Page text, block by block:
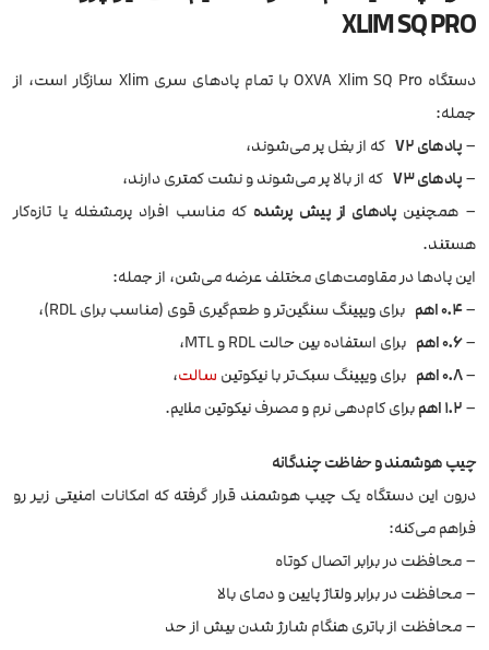
XLIM SQ PRO
دستگاه OXVA Xlim SQ Pro با تمام پادهای سری Xlim سازگار است، از
جمله:
–پادهای V2
که از بغل پر می‌شوند،
–پادهای V3
که از بالا پر می‌شوند و نشت کمتری دارند،
– همچنین پادهای از پیش پرشده که مناسب افراد پرمشغله یا تازه‌کار
هستند.
این پادها در مقاومت‌های مختلف عرضه می‌شن، از جمله:
–0.4 اهم
برای ویپینگ سنگین‌تر و طعم‌گیری قوی (مناسب برای RDL)،
–0.6 اهم
برای استفاده بین حالت RDL و MTL،
–0.8 اهم برای ویپینگ سبک‌تر با نیکوتین سالت،
–1.2 اهم برای کام‌دهی نرم و مصرف نیکوتین ملایم.
چیپ هوشمند و حفاظت چندگانه
درون این دستگاه یک چیپ هوشمند قرار گرفته که امکانات امنیتی زیر رو
فراهم می‌کنه:
– محافظت در برابر اتصال کوتاه
– محافظت در برابر ولتاژ پایین و دمای بالا
– محافظت از باتری هنگام شارژ شدن بیش از حد